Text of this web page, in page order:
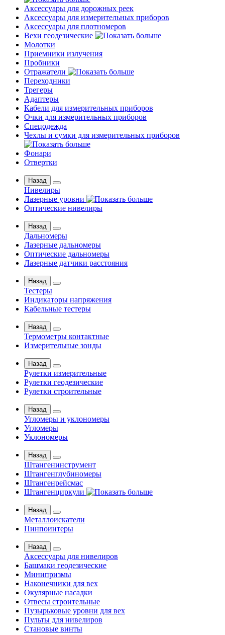
Аксессуары для дорожных реек
Аксессуары для измерительных приборов
Аксессуары для плотномеров
Вехи геодезические
Молотки
Приемники излучения
Пробники
Отражатели
Переходники
Трегеры
Адаптеры
Кабели для измерительных приборов
Очки для измерительных приборов
Спецодежда
Чехлы и сумки для измерительных приборов
Фонари
Отвертки
Назад
Нивелиры
Лазерные уровни
Оптические нивелиры
Назад
Дальномеры
Лазерные дальномеры
Оптические дальномеры
Лазерные датчики расстояния
Назад
Тестеры
Индикаторы напряжения
Кабельные тестеры
Назад
Термометры контактные
Измерительные зонды
Назад
Рулетки измерительные
Рулетки геодезические
Рулетки строительные
Назад
Угломеры и уклономеры
Угломеры
Уклономеры
Назад
Штангенинструмент
Штангенглубиномеры
Штангенрейсмас
Штангенциркули
Назад
Металлоискатели
Пинпоинтеры
Назад
Аксессуары для нивелиров
Башмаки геодезические
Минипризмы
Наконечники для вех
Окулярные насадки
Отвесы строительные
Пузырьковые уровни для вех
Пульты для нивелиров
Становые винты